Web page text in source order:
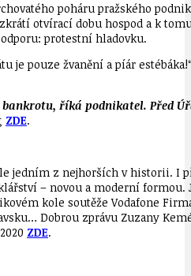
poháru pražského
otvírací dobu hospod a k
protestní hladovku.
je pouze žvanění a píár
říká podnikatel. Před
ZDE.
jedním z nejhorších v historii. I
– novou a moderní
kole soutěže Vodafone
Dobrou zprávu Zuzany
ZDE.